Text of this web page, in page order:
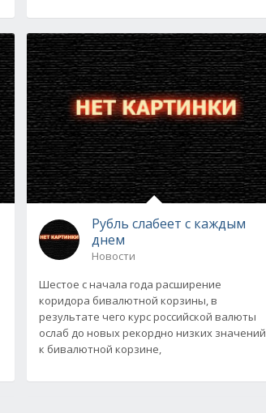
Рубль слабеет с каждым
днем
Новости
Шестое с начала года расширение
коридора бивалютной корзины, в
результате чего курс российской валюты
ослаб до новых рекордно низких значений
к бивалютной корзине,